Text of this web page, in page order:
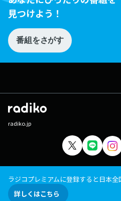
見つけよう！
番組をさがす
radiko.jp
ラジコプレミアムに登録すると日本
詳しくはこちら